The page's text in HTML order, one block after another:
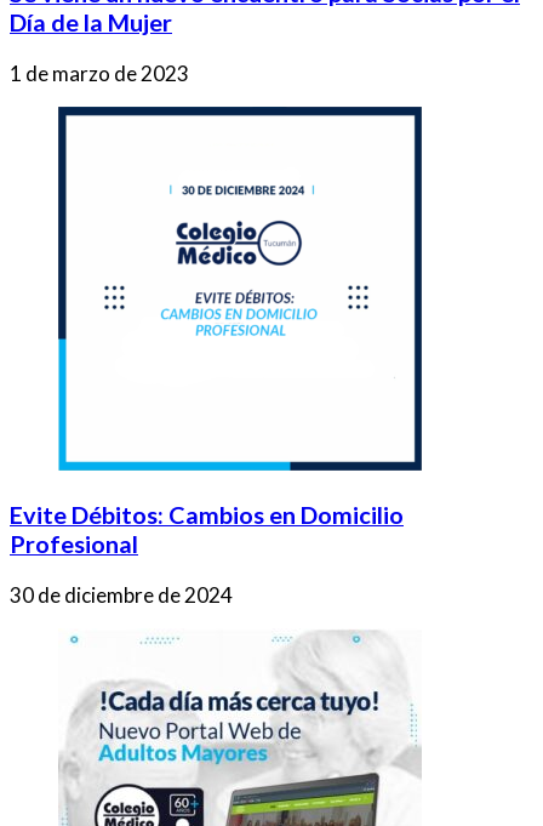
Día de la Mujer
1 de marzo de 2023
Evite Débitos: Cambios en Domicilio
Profesional
30 de diciembre de 2024